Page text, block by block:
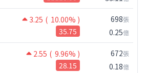
3.25 ( 10.00% )
35.75
698張
0.25億
2.55 ( 9.96% )
28.15
672張
0.18億